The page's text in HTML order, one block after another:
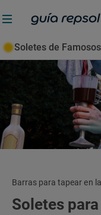
Soletes de Famosos
Barras para tapear en
Soletes